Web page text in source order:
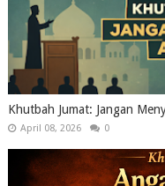
Khutbah Jumat: Jangan
April 08, 2026 0